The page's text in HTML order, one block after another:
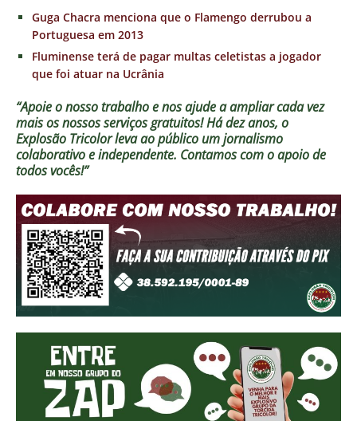
Guga Chacra menciona que o Flamengo derrubou a
Portuguesa em 2013
Fluminense terá de pagar multas celetistas a jogador
que foi atuar na Ucrânia
“Apoie o nosso trabalho e nos ajude a ampliar cada vez
mais os nossos serviços gratuitos!Há dez anos, o
Explosão Tricolor leva ao público um jornalismo
colaborativo e independente. Contamos com o apoio de
todos vocês!”